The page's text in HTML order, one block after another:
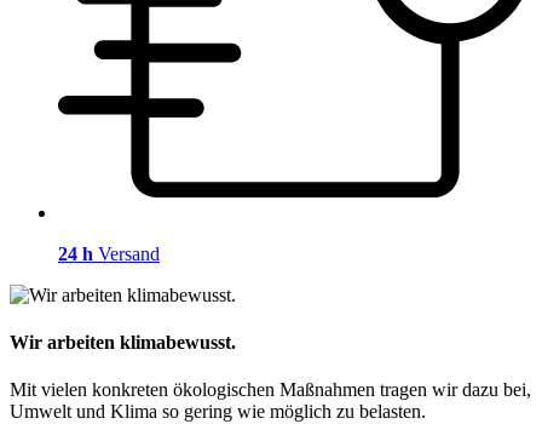
24 h Versand
Wir arbeiten klimabewusst.
Mit vielen konkreten ökologischen Maßnahmen tragen wir dazu bei,
Umwelt und Klima so gering wie möglich zu belasten.